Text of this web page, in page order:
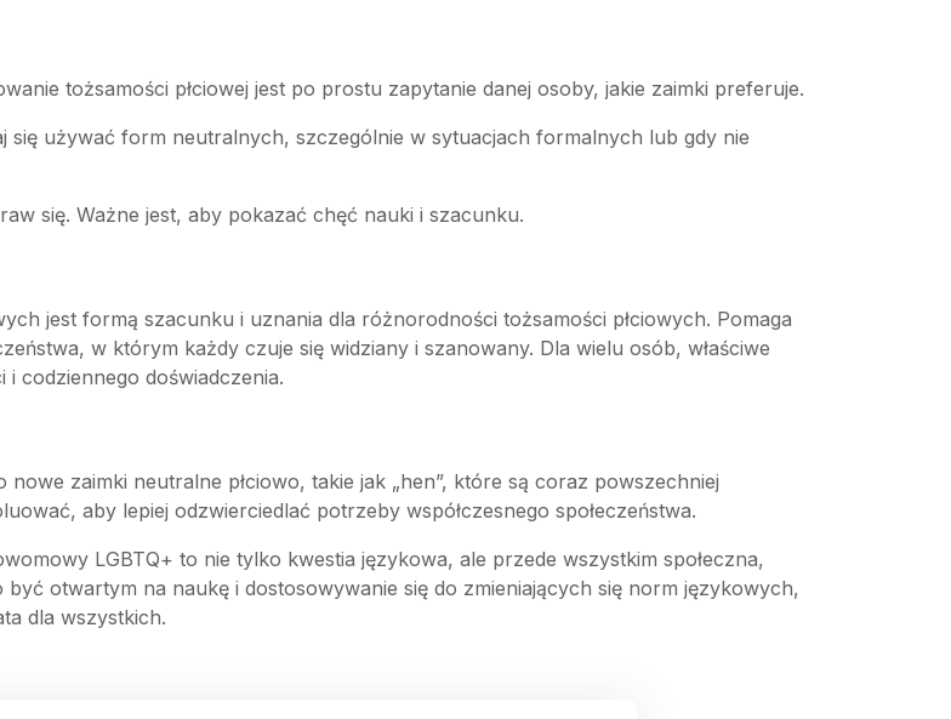
tożsamości płciowej jest po prostu zapytanie danej osoby, jakie zaimki preferuje.
się używać form neutralnych, szczególnie w sytuacjach formalnych lub gdy nie
się. Ważne jest, aby pokazać chęć nauki i szacunku.
jest formą szacunku i uznania dla różnorodności tożsamości płciowych. Pomaga
w którym każdy czuje się widziany i szanowany. Dla wielu osób, właściwe
codziennego doświadczenia.
zaimki neutralne płciowo, takie jak „hen”, które są coraz powszechniej
aby lepiej odzwierciedlać potrzeby współczesnego społeczeństwa.
LGBTQ+ to nie tylko kwestia językowa, ale przede wszystkim społeczna,
otwartym na naukę i dostosowywanie się do zmieniających się norm językowych,
dla wszystkich.